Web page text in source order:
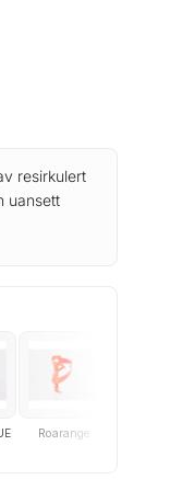
resirkulert
uansett
Roarange